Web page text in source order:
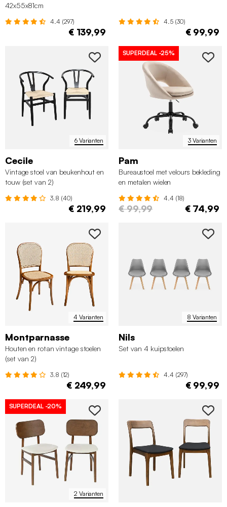
42x55x81cm
4.4 (297)
€ 139,99
4.5 (30)
€ 99,99
6 Varianten
Cecile
Vintage stoel van beukenhout en
touw (set van 2)
3.8 (40)
€ 219,99
3 Varianten
SUPERDEAL -25%
Pam
Bureaustoel met velours bekleding
en metalen wielen
4.4 (18)
€ 99,99 € 74,99
4 Varianten
Montparnasse
Houten en rotan vintage stoelen
(set van 2)
3.8 (12)
€ 249,99
8 Varianten
Nils
Set van 4 kuipstoelen
4.4 (297)
€ 99,99
2 Varianten
SUPERDEAL -20%